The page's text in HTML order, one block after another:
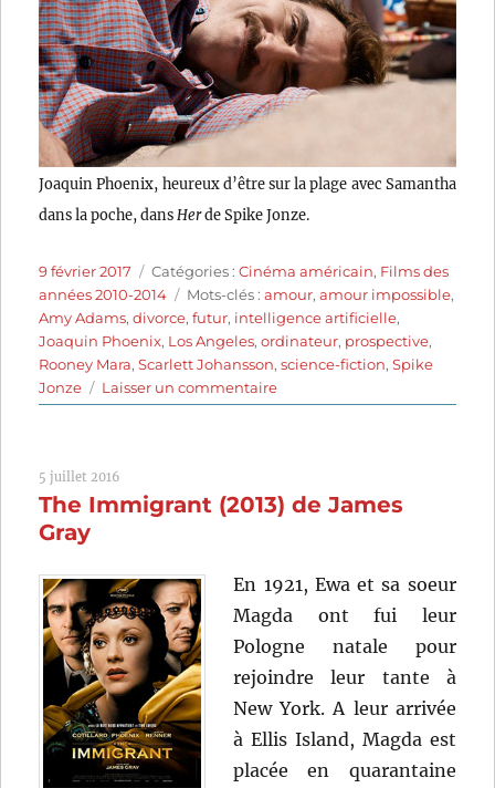
Joaquin Phoenix, heureux d’être sur la plage avec Samantha
dans la poche, dans Herde Spike Jonze.
Publié
le
9 février 2017 Catégories
Catégories :Cinéma américain, Films des
années 2010-2014
Étiquettes
Mots-clés :amour,amour impossible,
Amy Adams,divorce,futur, intelligence artificielle,
Joaquin Phoenix, Los Angeles,ordinateur, prospective,
Rooney Mara,Scarlett Johansson,science-fiction,Spike
Jonze
Laisser un commentairesur
Her
Jonze
5 juillet 2016
The Immigrant (2013) de James
Gray
En 1921, Ewa et sa soeur
Magda ont fui leur
Pologne natale pour
rejoindre leur tante à
New York. A leur arrivée
à Ellis Island, Magda est
placée en quarantaine